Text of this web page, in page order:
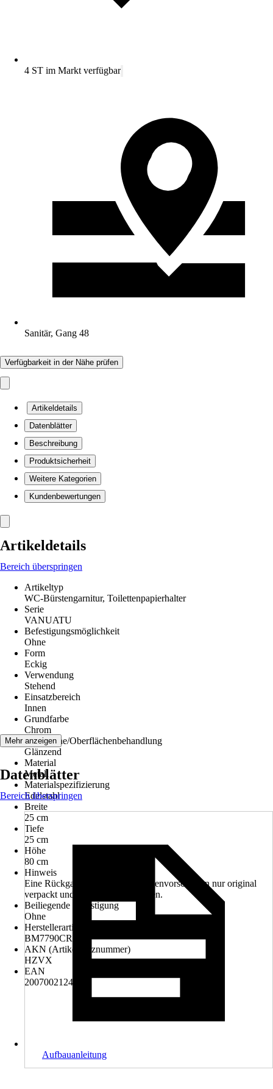
4 ST im Markt verfügbar
Sanitär, Gang 48
Verfügbarkeit in der Nähe prüfen
Artikeldetails
Datenblätter
Beschreibung
Produktsicherheit
Weitere Kategorien
Kundenbewertungen
Artikeldetails
Bereich überspringen
Artikeltyp
WC-Bürstengarnitur, Toilettenpapierhalter
Serie
VANUATU
Befestigungsmöglichkeit
Ohne
Form
Eckig
Verwendung
Stehend
Einsatzbereich
Innen
Grundfarbe
Chrom
Oberfläche/Oberflächenbehandlung
Glänzend
Material
Metall
Materialspezifizierung
Edelstahl
Breite
25 cm
Tiefe
25 cm
Höhe
80 cm
Hinweis
Eine Rückgabe kann wegen Hygienvorschriften nur original
verpackt und ungeöffnet stattfinden.
Beiliegende Befestigung
Ohne
Herstellerartikelnummer
BM7790CR
AKN (Artikelkurznummer)
HZVX
EAN
2007002124824
Mehr anzeigen
Datenblätter
Bereich überspringen
Aufbauanleitung